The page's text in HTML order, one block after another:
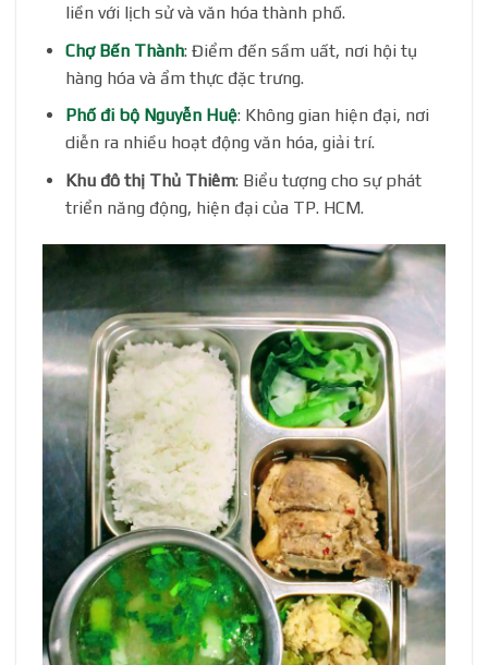
liền với lịch sử và văn hóa thành phố.
Chợ Bến Thành: Điểm đến sầm uất, nơi hội tụ
hàng hóa và ẩm thực đặc trưng.
Phố đi bộ Nguyễn Huệ: Không gian hiện đại, nơi
diễn ra nhiều hoạt động văn hóa, giải trí.
Khu đô thị Thủ Thiêm: Biểu tượng cho sự phát
triển năng động, hiện đại của TP. HCM.